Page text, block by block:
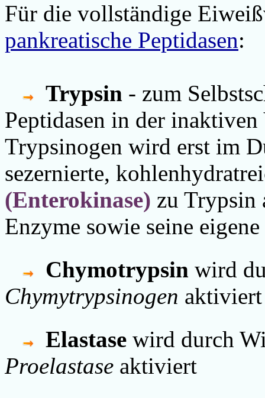
Für die vollständige
pankreatische Peptidasen:
Trypsin - zum
Peptidasen in der
Trypsinogen wird erst im
sezernierte,
(Enterokinase) zu Trypsin
Enzyme sowie seine
Chymotrypsin wird
Chymytrypsinogen aktiviert
Elastase wird durch
Proelastase aktiviert